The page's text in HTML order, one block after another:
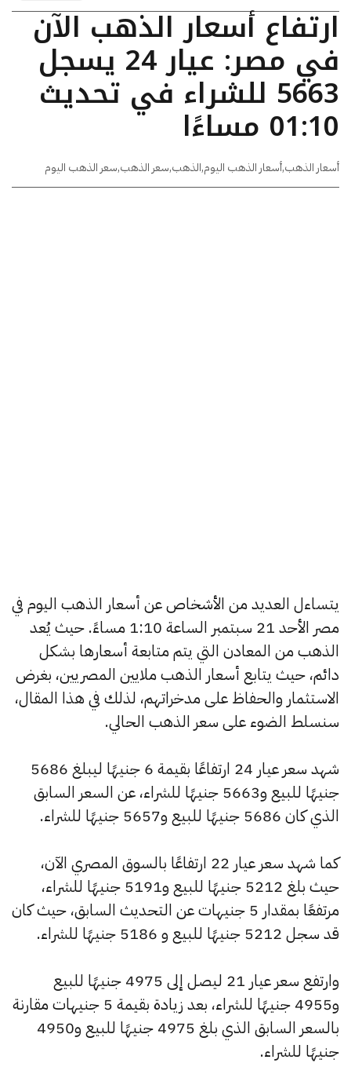
ارتفاع أسعار الذهب الآن
في مصر: عيار 24 يسجل
5663 للشراء في تحديث
01:10 مساءًا
أسعار الذهب,أسعار الذهب اليوم,الذهب,سعر الذهب,سعر الذهب اليوم
يتساءل العديد من الأشخاص عن أسعار الذهب اليوم في
مصر الأحد 21 سبتمبر الساعة 1:10 مساءً. حيث يُعد
الذهب من المعادن التي يتم متابعة أسعارها بشكل
دائم، حيث يتابع أسعار الذهب ملايين المصريين، بغرض
الاستثمار والحفاظ على مدخراتهم، لذلك في هذا المقال،
سنسلط الضوء على سعر الذهب الحالي.
شهد سعر عيار 24 ارتفاعًا بقيمة 6 جنيهًا ليبلغ 5686
جنيهًا للبيع و5663 جنيهًا للشراء، عن السعر السابق
الذي كان 5686 جنيهًا للبيع و5657 جنيهًا للشراء.
كما شهد سعر عيار 22 ارتفاعًا بالسوق المصري الآن،
حيث بلغ 5212 جنيهًا للبيع و5191 جنيهًا للشراء،
مرتفعًا بمقدار 5 جنيهات عن التحديث السابق، حيث كان
قد سجل 5212 جنيهًا للبيع و 5186 جنيهًا للشراء.
وارتفع سعر عيار 21 ليصل إلى 4975 جنيهًا للبيع
و4955 جنيهًا للشراء، بعد زيادة بقيمة 5 جنيهات مقارنة
بالسعر السابق الذي بلغ 4975 جنيهًا للبيع و4950
جنيهًا للشراء.